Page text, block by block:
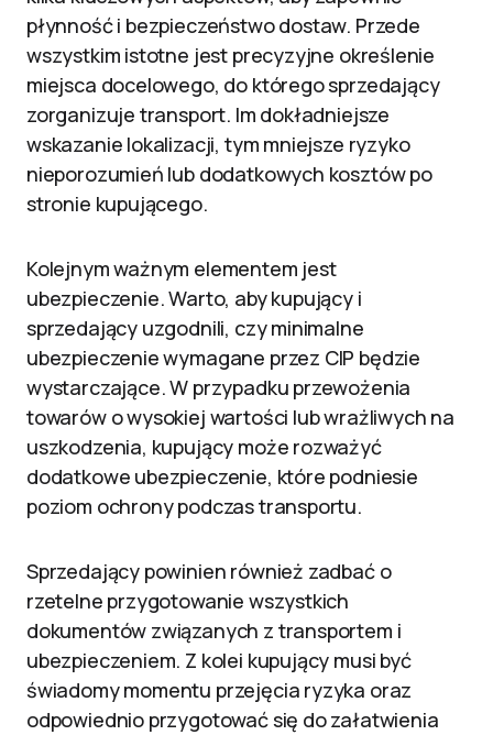
płynność i bezpieczeństwo dostaw. Przede
wszystkim istotne jest precyzyjne określenie
miejsca docelowego, do którego sprzedający
zorganizuje transport. Im dokładniejsze
wskazanie lokalizacji, tym mniejsze ryzyko
nieporozumień lub dodatkowych kosztów po
stronie kupującego.
Kolejnym ważnym elementem jest
ubezpieczenie. Warto, aby kupujący i
sprzedający uzgodnili, czy minimalne
ubezpieczenie wymagane przez CIP będzie
wystarczające. W przypadku przewożenia
towarów o wysokiej wartości lub wrażliwych na
uszkodzenia, kupujący może rozważyć
dodatkowe ubezpieczenie, które podniesie
poziom ochrony podczas transportu.
Sprzedający powinien również zadbać o
rzetelne przygotowanie wszystkich
dokumentów związanych z transportem i
ubezpieczeniem. Z kolei kupujący musi być
świadomy momentu przejęcia ryzyka oraz
odpowiednio przygotować się do załatwienia